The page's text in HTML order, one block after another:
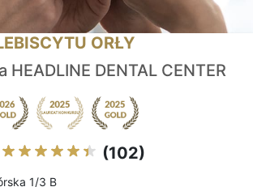
ORŁY
DENTAL CENTER
(102)
1/3 B